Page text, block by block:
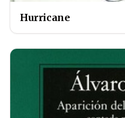
Hurricane